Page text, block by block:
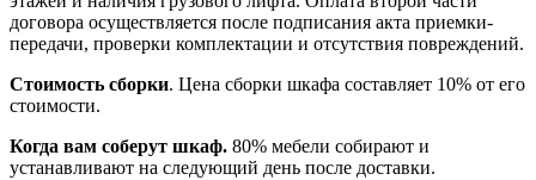
договора осуществляется после подписания акта приемки-
передачи, проверки комплектации и отсутствия повреждений.
Стоимость сборки. Цена сборки шкафа составляет 10% от его
стоимости.
Когда вам соберут шкаф. 80% мебели собирают и
устанавливают на следующий день после доставки.